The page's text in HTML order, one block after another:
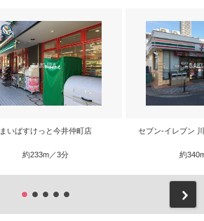
まいばすけっと今井仲町店
約233m／3分
セブン-イレブン
約